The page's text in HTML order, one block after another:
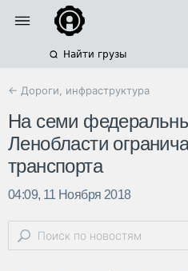
Найти грузы
← Дороги, инфраструктура
На семи
Ленобласти
транспорта
04:09, 11 Ноября 2018